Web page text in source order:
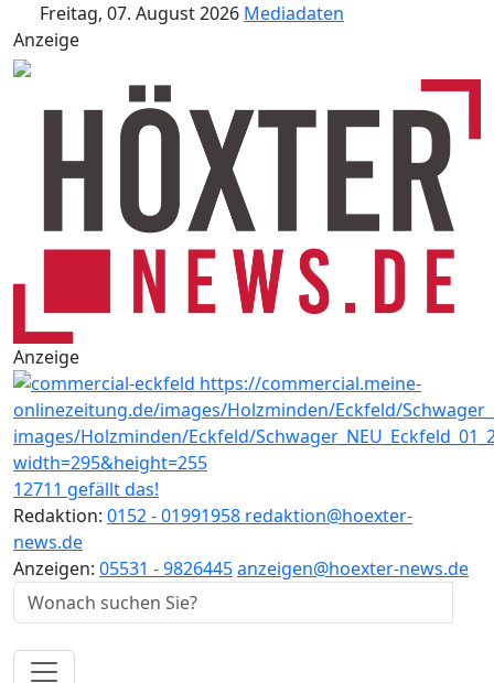
Freitag, 07. August 2026 Mediadaten
Anzeige
Anzeige
12711 gefällt das!
Redaktion: 0152 - 01991958 redaktion@hoexter-
news.de
Anzeigen: 05531 - 9826445anzeigen@hoexter-news.de